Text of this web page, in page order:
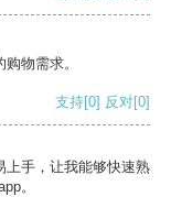
物需求。
支持[0] 反对[0]
上手，让我能够快速熟
。